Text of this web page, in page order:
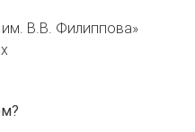
им. В.В. Филиппова»